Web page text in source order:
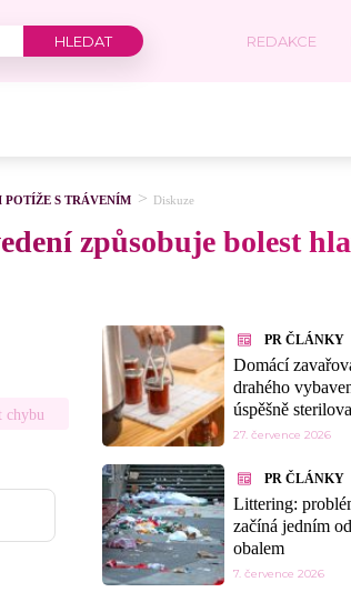
REDAKCE
POTÍŽE S TRÁVENÍM Diskuze
způsobuje bolest
chybu
PR ČLÁNKY
Domácí
drahého
úspěšně
myčce nebo
27. července 2026
PR ČLÁNKY
Littering:
začíná jedním
obalem
7. července 2026